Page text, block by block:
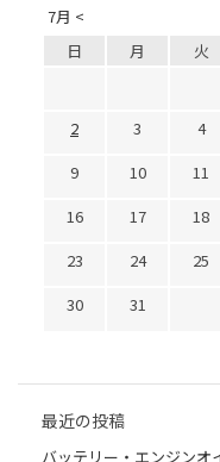
7月 <
日 月 火
2
3 4
9
10 11
16
17 18
23
24 25
30
31
最近の投稿
バッテリー・エンジンオ